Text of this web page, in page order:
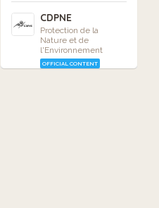
CDPNE
Protection de la
Nature et de
l'Environnement
OFFICIAL CONTENT